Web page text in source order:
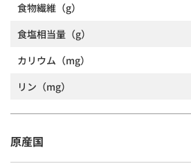
食物繊維 （g）
食塩相当量 （g）
カリウム （mg）
リン （mg）
原産国